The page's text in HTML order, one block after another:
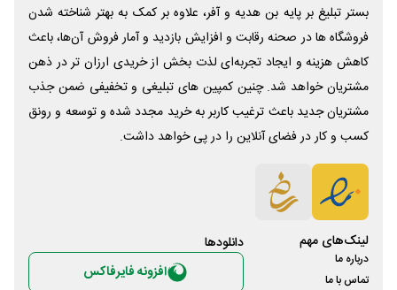
بستر تبلیغ بر پایه بن هدیه و آفر، علاوه بر کمک به بهتر شناخته شدن
فروشگاه ها در صحنه رقابت و افزایش بازدید و آمار فروش آن‌ها، باعث
کاهش هزینه و ایجاد تجربه‌ای لذت بخش از خریدی ارزان تر در ذهن
مشتریان خواهد شد. چنین کمپین های تبلیغی و تخفیفی ضمن جذب
مشتریان جدید باعث ترغیب کاربر به خرید مجدد شده و توسعه و رونق
کسب و کار در فضای آنلاین را در پی خواهد داشت.
لینک‌های مهم
درباره ما
تماس با ما
دانلود‌ها
افزونه فایرفاکس